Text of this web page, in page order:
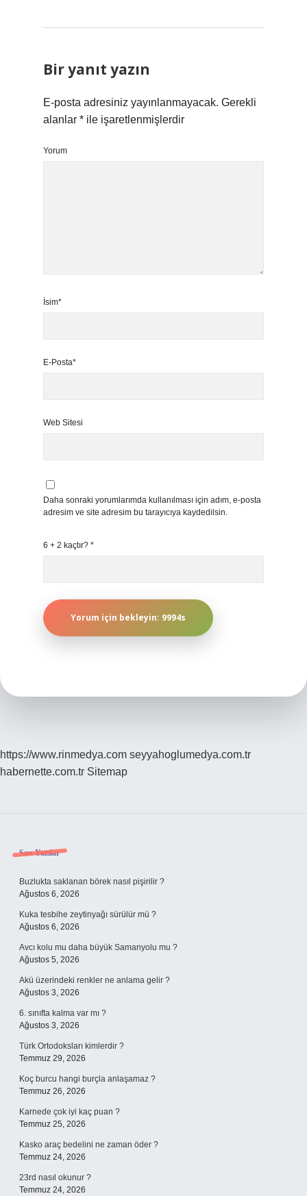
Bir yanıt yazın
E-posta adresiniz yayınlanmayacak. Gerekli
alanlar * ile işaretlenmişlerdir
Yorum
İsim*
E-Posta*
Web Sitesi
Daha sonraki yorumlarımda kullanılması için adım, e-posta
adresim ve site adresim bu tarayıcıya kaydedilsin.
6 + 2 kaçtır? *
https://www.rinmedya.com seyyahoglumedya.com.tr
habernette.com.tr Sitemap
Sidebar
Son Yazılar
Buzlukta saklanan börek nasıl pişirilir ?
Ağustos 6, 2026
Kuka tesbihe zeytinyağı sürülür mü ?
Ağustos 6, 2026
Avcı kolu mu daha büyük Samanyolu mu ?
Ağustos 5, 2026
Akü üzerindeki renkler ne anlama gelir ?
Ağustos 3, 2026
6. sınıfta kalma var mı ?
Ağustos 3, 2026
Türk Ortodoksları kimlerdir ?
Temmuz 29, 2026
Koç burcu hangi burçla anlaşamaz ?
Temmuz 26, 2026
Karnede çok iyi kaç puan ?
Temmuz 25, 2026
Kasko araç bedelini ne zaman öder ?
Temmuz 24, 2026
23rd nasıl okunur ?
Temmuz 24, 2026